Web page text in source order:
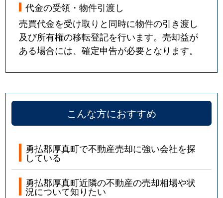
代金の受領・物件引渡し
売買代金を受け取りと同時に物件の引き渡し
及び所有権の移転登記を行います。売却益が
ある場合には、確定申告が必要となります。
こんな方におすすめ
勇払郡厚真町で不動産売却に強い会社を探
している
勇払郡厚真町近隣の不動産の売却相場や状
況について知りたい